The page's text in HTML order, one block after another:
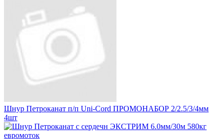
Шнур Петроканат п/п Uni-Cord ПРОМОНАБОР 2/2.5/3/4мм
4шт